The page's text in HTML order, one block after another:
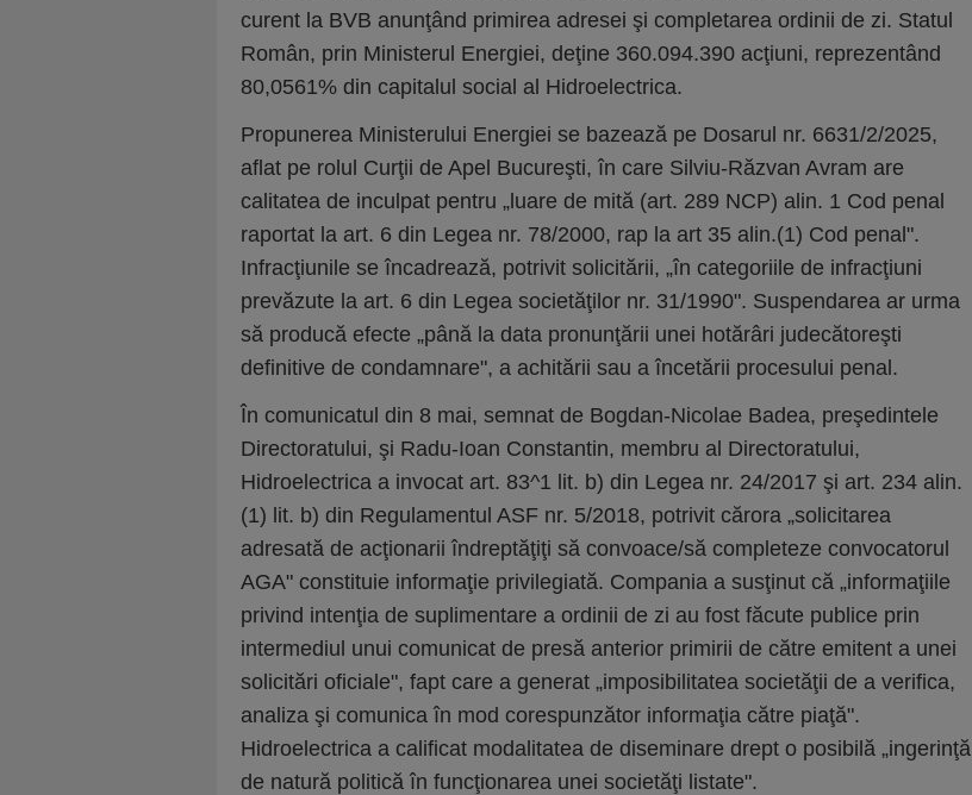
curent la BVB anunţând primirea adresei şi completarea ordinii de zi. Statul
Român, prin Ministerul Energiei, deţine 360.094.390 acţiuni, reprezentând
80,0561% din capitalul social al Hidroelectrica.
Propunerea Ministerului Energiei se bazează pe Dosarul nr. 6631/2/2025,
aflat pe rolul Curţii de Apel Bucureşti, în care Silviu-Răzvan Avram are
calitatea de inculpat pentru „luare de mită (art. 289 NCP) alin. 1 Cod penal
raportat la art. 6 din Legea nr. 78/2000, rap la art 35 alin.(1) Cod penal".
Infracţiunile se încadrează, potrivit solicitării, „în categoriile de infracţiuni
prevăzute la art. 6 din Legea societăţilor nr. 31/1990". Suspendarea ar urma
să producă efecte „până la data pronunţării unei hotărâri judecătoreşti
definitive de condamnare", a achitării sau a încetării procesului penal.
În comunicatul din 8 mai, semnat de Bogdan-Nicolae Badea, preşedintele
Directoratului, şi Radu-Ioan Constantin, membru al Directoratului,
Hidroelectrica a invocat art. 83^1 lit. b) din Legea nr. 24/2017 şi art. 234 alin.
(1) lit. b) din Regulamentul ASF nr. 5/2018, potrivit cărora „solicitarea
adresată de acţionarii îndreptăţiţi să convoace/să completeze convocatorul
AGA" constituie informaţie privilegiată. Compania a susţinut că „informaţiile
privind intenţia de suplimentare a ordinii de zi au fost făcute publice prin
intermediul unui comunicat de presă anterior primirii de către emitent a unei
solicitări oficiale", fapt care a generat „imposibilitatea societăţii de a verifica,
analiza şi comunica în mod corespunzător informaţia către piaţă".
Hidroelectrica a calificat modalitatea de diseminare drept o posibilă „ingerinţă
de natură politică în funcţionarea unei societăţi listate".